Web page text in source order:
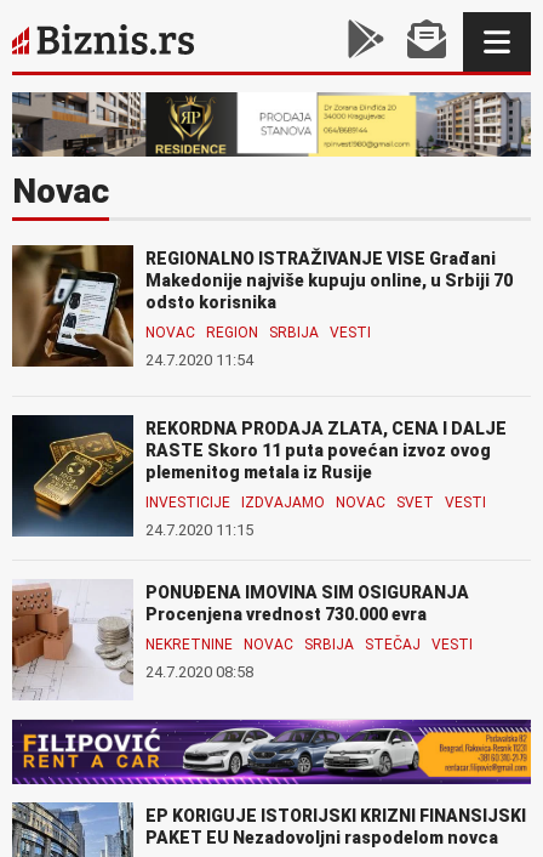
Novac
REGIONALNO ISTRAŽIVANJE VISE Građani
Makedonije najviše kupuju online, u Srbiji 70
odsto korisnika
NOVAC REGION SRBIJA VESTI
24.7.2020 11:54
REKORDNA PRODAJA ZLATA, CENA I DALJE
RASTE Skoro 11 puta povećan izvoz ovog
plemenitog metala iz Rusije
INVESTICIJE IZDVAJAMO NOVAC SVET VESTI
24.7.2020 11:15
PONUĐENA IMOVINA SIM OSIGURANJA
Procenjena vrednost 730.000 evra
NEKRETNINE NOVAC SRBIJA STEČAJ VESTI
24.7.2020 08:58
EP KORIGUJE ISTORIJSKI KRIZNI FINANSIJSKI
PAKET EU Nezadovoljni raspodelom novca